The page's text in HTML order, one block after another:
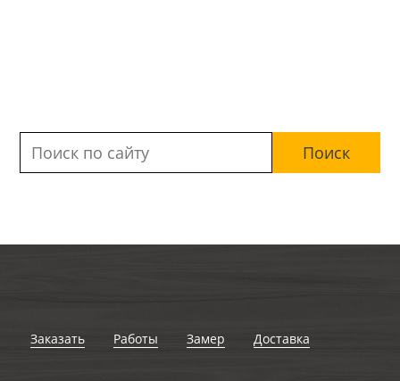
Заказать Работы Замер Доставка